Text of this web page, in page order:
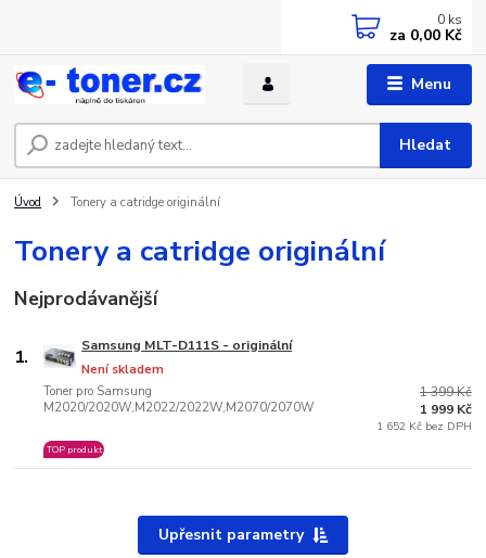
Menu
Hledat
0 ks
za 0,00 Kč
Úvod Tonery a catridge originální
Tonery a catridge originální
Nejprodávanější
1. Samsung MLT-D111S - originální
Toner pro Samsung
M2020/2020W,M2022/2022W,M2070/2070W
Není skladem
TOP produkt
1 399 Kč
1 999 Kč
1 652 Kč bez DPH
Upřesnit parametry